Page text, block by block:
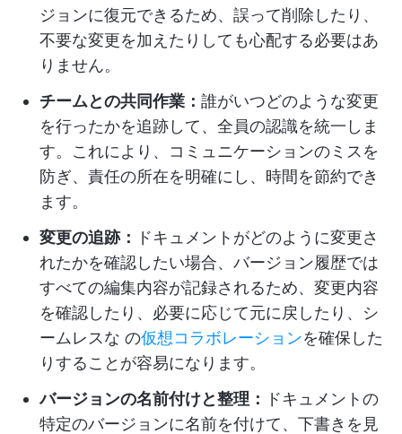
ジョンに復元できるため、誤って削除したり、
不要な変更を加えたりしても心配する必要はあ
りません。
チームとの共同作業： 誰がいつどのような変更
を行ったかを追跡して、全員の認識を統一しま
す。これにより、コミュニケーションのミスを
防ぎ、責任の所在を明確にし、時間を節約でき
ます。
変更の追跡：
ドキュメントがどのように変更さ
れたかを確認したい場合、バージョン履歴では
すべての編集内容が記録されるため、変更内容
を確認したり、必要に応じて元に戻したり、シ
ームレスな の仮想コラボレーションを確保した
りすることが容易になります。
バージョンの名前付けと整理：
ドキュメントの
特定のバージョンに名前を付けて、下書きを見